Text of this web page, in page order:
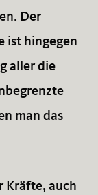
Der
ist hingegen
aller die
man das
Kräfte, auch